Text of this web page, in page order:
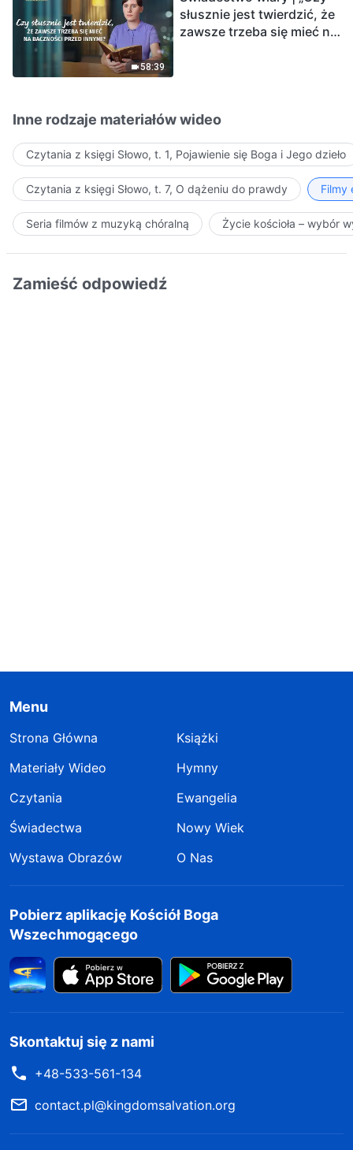
58:39
słusznie jest twierdzić, że
zawsze trzeba się mieć na
Inne rodzaje materiałów wideo
Czytania z księgi Słowo, t. 1, Pojawienie się Boga i Jego dzieło
Czytania z księgi Słowo, t. 7, O dążeniu do prawdy Filmy
Seria filmów z muzyką chóralną Życie kościoła – wybór
Zamieść odpowiedź
Menu
Strona Główna
Książki
Materiały Wideo
Hymny
Czytania
Ewangelia
Świadectwa
Nowy Wiek
Wystawa Obrazów
O Nas
Pobierz aplikację Kościół Boga
Wszechmogącego
Skontaktuj się z nami
+48-533-561-134
contact.pl@kingdomsalvation.org